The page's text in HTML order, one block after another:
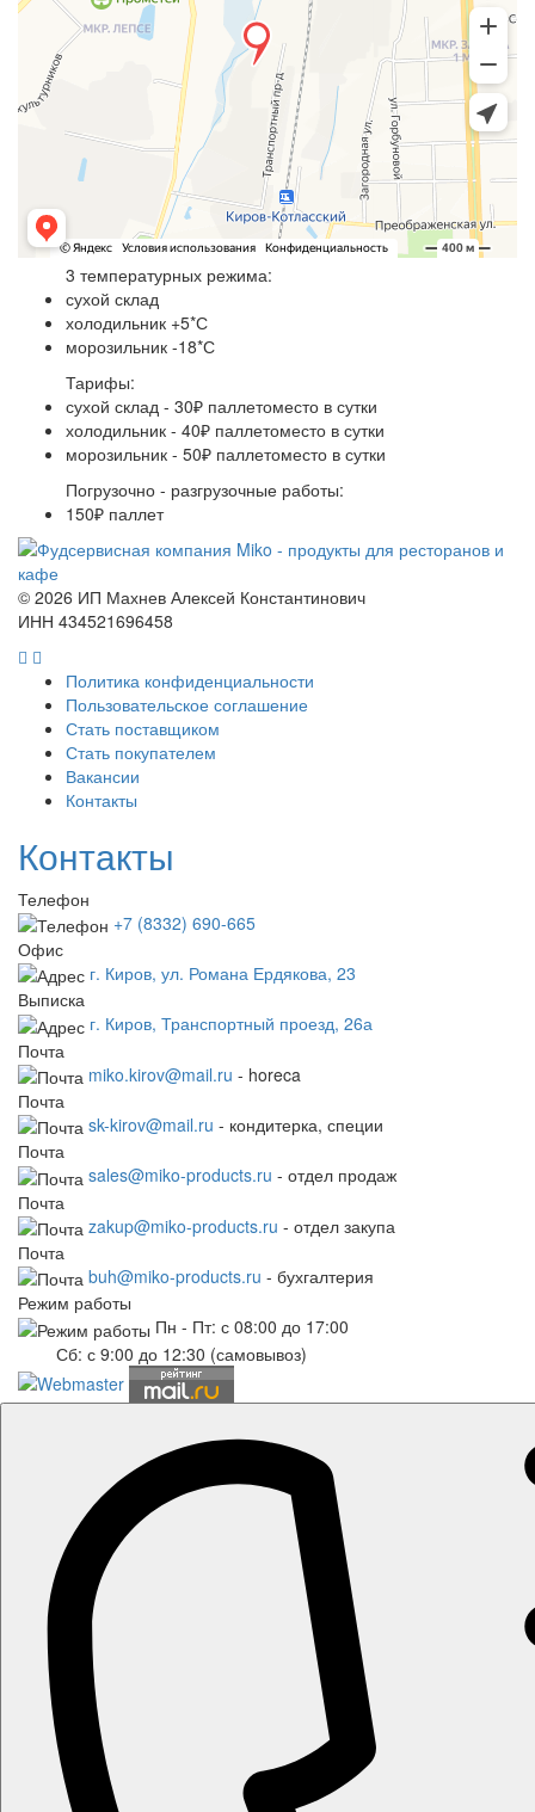
3 температурных режима:
сухой склад
холодильник +5*С
морозильник -18*С
Тарифы:
сухой склад - 30₽ паллетоместо в сутки
холодильник - 40₽ паллетоместо в сутки
морозильник - 50₽ паллетоместо в сутки
Погрузочно - разгрузочные работы:
150₽ паллет
© 2026 ИП Махнев Алексей Константинович
ИНН 434521696458
Политика конфиденциальности
Пользовательское соглашение
Стать поставщиком
Стать покупателем
Вакансии
Контакты
Контакты
Телефон
+7 (8332) 690-665
Офис
г. Киров, ул. Романа Ердякова, 23
Выписка
г. Киров, Транспортный проезд, 26а
Почта
miko.kirov@mail.ru - horeca
Почта
sk-kirov@mail.ru - кондитерка, специи
Почта
sales@miko-products.ru - отдел продаж
Почта
zakup@miko-products.ru - отдел закупа
Почта
buh@miko-products.ru - бухгалтерия
Режим работы
Пн - Пт: с 08:00 до 17:00
Сб: с 9:00 до 12:30 (самовывоз)